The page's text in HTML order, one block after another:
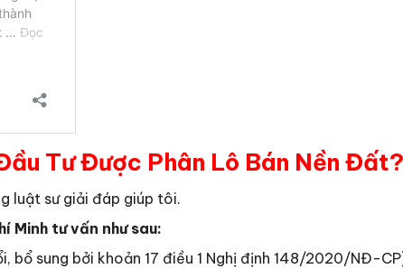
Tư Được Phân Lô Bán Nền Đất?
luật sư giải đáp giúp tôi.
Minh tư vấn như sau:
sung bởi khoản 17 điều 1 Nghị định 148/2020/NĐ-